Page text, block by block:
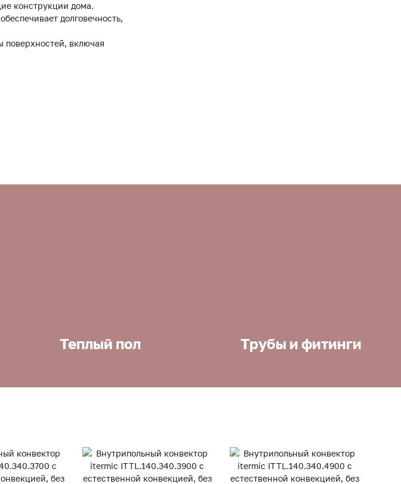
конструкции дома.
долговечность,
поверхностей, включая
Теплый пол Трубы и фитинги